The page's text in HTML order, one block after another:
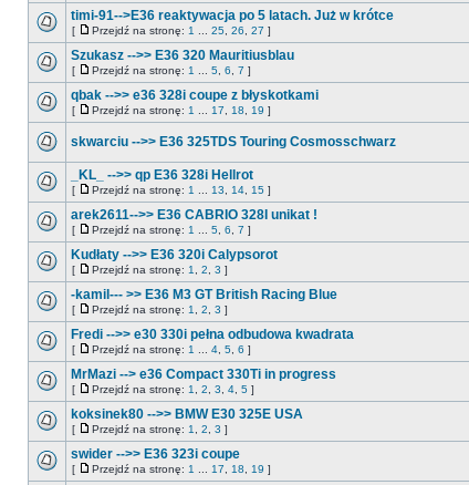
timi-91-->E36 reaktywacja po 5 latach. Już w krótce
[ Przejdź na stronę: 1 25 26 27 ]
Szukasz -->> E36 320 Mauritiusblau
[ Przejdź na stronę: 1 5 6 7 ]
qbak -->> e36 328i coupe z błyskotkami
[ Przejdź na stronę: 1 17 18 19 ]
skwarciu -->> E36 325TDS Touring Cosmosschwarz
_KL_ -->> qp E36 328i Hellrot
[ Przejdź na stronę: 1 13 14 15 ]
arek2611-->> E36 CABRIO 328I unikat !
[ Przejdź na stronę: 1 5 6 7 ]
Kudłaty -->> E36 320i Calypsorot
[ Przejdź na stronę: 1 2 3 ]
-kamil--- >> E36 M3 GT British Racing Blue
[ Przejdź na stronę: 1 2 3 ]
Fredi -->> e30 330i pełna odbudowa kwadrata
[ Przejdź na stronę: 1 4 5 6 ]
MrMazi --> e36 Compact 330Ti in progress
[ Przejdź na stronę: 1 2 3 4 5 ]
koksinek80 -->> BMW E30 325E USA
[ Przejdź na stronę: 1 2 3 ]
swider -->> E36 323i coupe
[ Przejdź na stronę: 1 17 18 19 ]